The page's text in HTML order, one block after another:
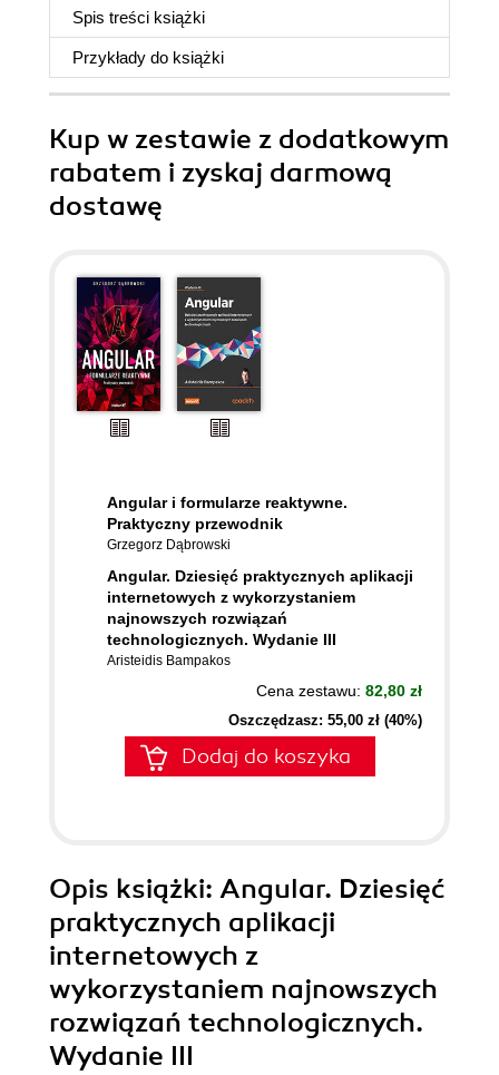
Spis treści książki
Przykłady do książki
Kup w zestawie z dodatkowym
rabatem i zyskaj darmową
dostawę
Angular i formularze reaktywne.
Praktyczny przewodnik
Grzegorz Dąbrowski
Angular. Dziesięć praktycznych aplikacji
internetowych z wykorzystaniem
najnowszych rozwiązań
technologicznych. Wydanie III
Aristeidis Bampakos
Cena zestawu: 82,80 zł
Oszczędzasz: 55,00 zł (40%)
Dodaj do koszyka
Opis książki: Angular. Dziesięć
praktycznych aplikacji
internetowych z
wykorzystaniem najnowszych
rozwiązań technologicznych.
Wydanie III